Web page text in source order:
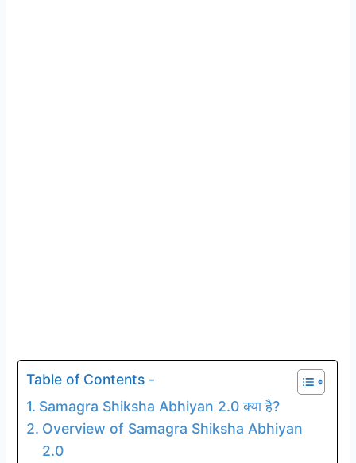
Table of Contents -
Samagra Shiksha Abhiyan 2.0 क्या है?
Overview of Samagra Shiksha Abhiyan
2.0